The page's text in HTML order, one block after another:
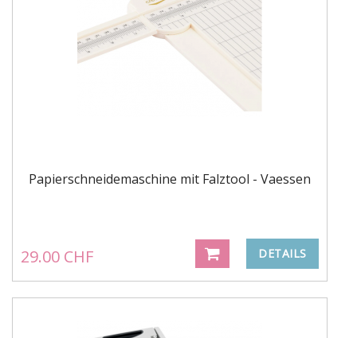
Papierschneidemaschine mit Falztool - Vaessen
29.00 CHF DETAILS